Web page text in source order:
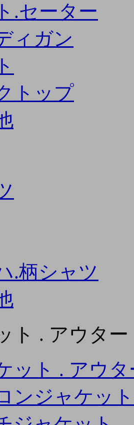
.セーター
ィガン
トップ
.柄シャツ
ト . アウター
ット . アウタ
ンジャケット